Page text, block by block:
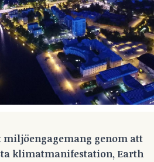
genom att
klimatmanifestation, Earth